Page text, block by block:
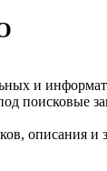
и
поисковые
описания и